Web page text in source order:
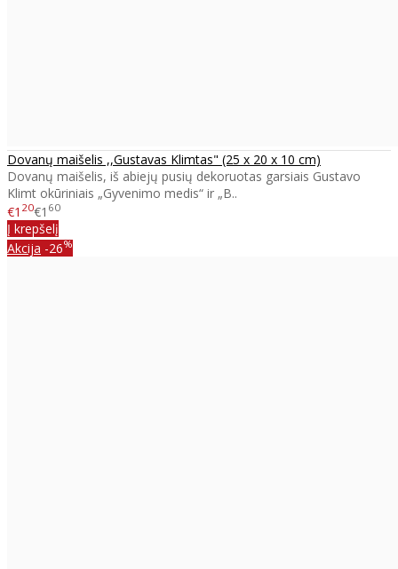
Dovanų maišelis ,,Gustavas Klimtas" (25 x 20 x 10 cm)
Dovanų maišelis, iš abiejų pusių dekoruotas garsiais Gustavo
Klimt okūriniais „Gyvenimo medis“ ir „B..
€1 20€1 60
Į krepšelį
Akcija -26%